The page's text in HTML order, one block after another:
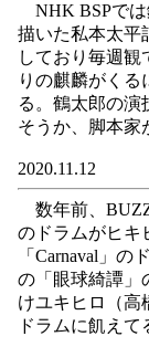
NHK BSPでは
描いた私本太平
しており毎週
りの麒麟がくる
る。鶴太郎の演
そうか、脚本家
2020.11.12
数年前、
のドラムがヒキ
「Carnaval」
の「眼球綺譚」
けユキヒロ（高
ドラムに飢えて